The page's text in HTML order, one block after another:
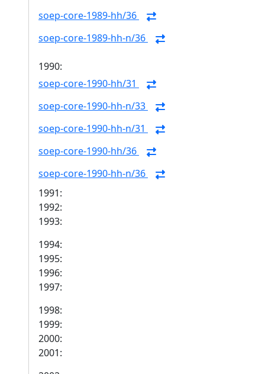
soep-core-1989-hh/36
soep-core-1989-hh-n/36
1990:
soep-core-1990-hh/31
soep-core-1990-hh-n/33
soep-core-1990-hh-n/31
soep-core-1990-hh/36
soep-core-1990-hh-n/36
1991:
1992:
1993:
1994:
1995:
1996:
1997:
1998:
1999:
2000:
2001: